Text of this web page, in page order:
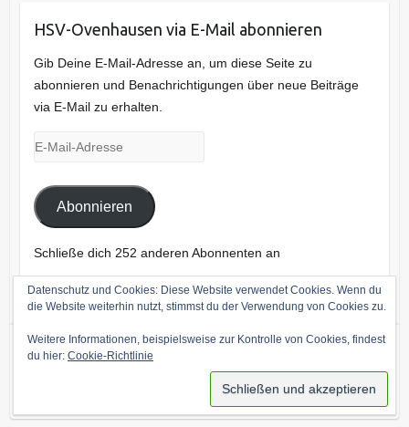
HSV-Ovenhausen via E-Mail abonnieren
Gib Deine E-Mail-Adresse an, um diese Seite zu
abonnieren und Benachrichtigungen über neue Beiträge
via E-Mail zu erhalten.
E-
Adresse
Abonnieren
Schließe dich 252 anderen Abonnenten an
Datenschutz und Cookies: Diese Website verwendet Cookies. Wenn du
die Website weiterhin nutzt, stimmst du der Verwendung von Cookies zu.
Weitere Informationen, beispielsweise zur Kontrolle von Cookies, findest
du hier: Cookie-Richtlinie
Copyright © 2026Heimat- und Schützenverein Ovenhausen
Powered byWordPress